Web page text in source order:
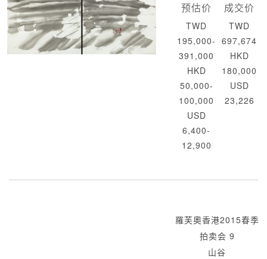
预估价
TWD
195,000-
391,000
HKD
50,000-
100,000
USD
6,400-
12,900
成交价
TWD
697,674
HKD
180,000
USD
23,226
羅芙奧香港2015春季
拍卖会 9
山谷